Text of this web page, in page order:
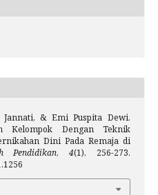
& Emi Puspita Dewi.
Kelompok Dengan Teknik
Dini Pada Remaja di
Pendidikan,4(1), 256-273.